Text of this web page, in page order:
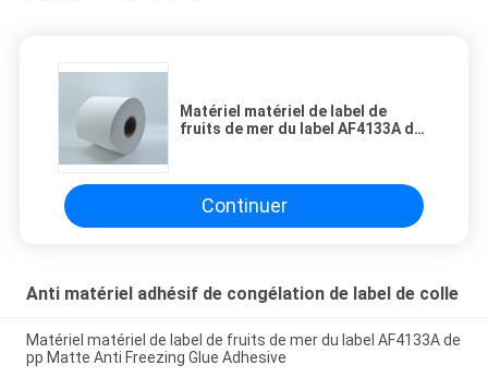
Matériel matériel de label de
fruits de mer du label AF4133A de
Continuer
Anti matériel adhésif de congélation de label de colle
Matériel matériel de label de fruits de mer du label AF4133A de
pp Matte Anti Freezing Glue Adhesive